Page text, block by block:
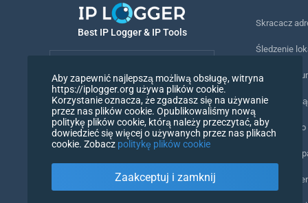
Best IP Logger & IP Tools
Polski
Skracacz
Śledzenie
Śledzenie
Piksel
Narzędzie
Liczniki IP i
Mój
Aby zapewnić najlepszą możliwą obsługę, witryna
https://iplogger.org używa plików cookie.
Korzystanie oznacza, że zgadzasz się na używanie
przez nas plików cookie. Opublikowaliśmy nową
politykę plików cookie, którą należy przeczytać, aby
dowiedzieć się więcej o używanych przez nas plikach
cookie. Zobacz politykę plików cookie
Zaakceptuj i zamknij